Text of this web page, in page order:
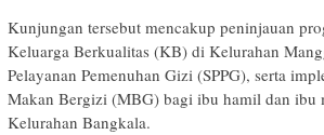
Kunjungan tersebut mencakup peninjauan
Keluarga Berkualitas (KB) di Kelurahan
Pelayanan Pemenuhan Gizi (SPPG), serta
Makan Bergizi (MBG) bagi ibu hamil dan ibu
Kelurahan Bangkala.